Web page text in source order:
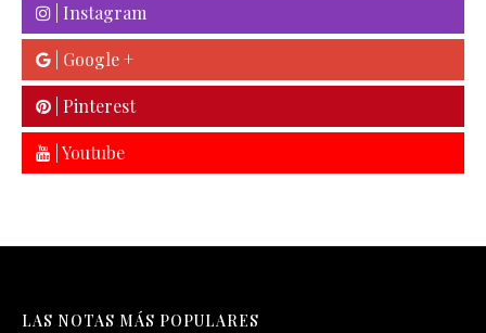
| Instagram
| Google +
| Pinterest
| Youtube
LAS NOTAS MÁS POPULARES